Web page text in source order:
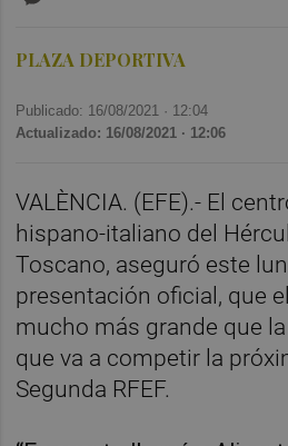
PLAZA DEPORTIVA
Publicado: 16/08/2021 · 12:04
Actualizado: 16/08/2021 · 12:06
VALÈNCIA. (EFE).- El
hispano-italiano del
Toscano, aseguró este
presentación oficial, que
mucho más grande que
que va a competir la
Segunda RFEF.